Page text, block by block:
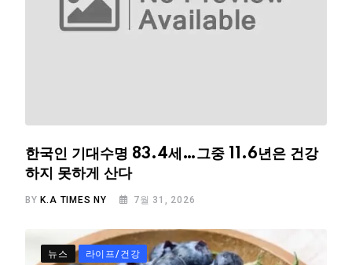
한국인 기대수명 83.4세…그중 11.6년은 건강
하지 못하게 산다
BY K.A TIMES NY 7월 31, 2026
뉴스 라이프/건강